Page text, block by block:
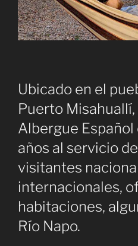
Ubicado en el
Puerto
Albergue Español
años al servicio
visitantes
internacionales,
habitaciones,
Río Napo.